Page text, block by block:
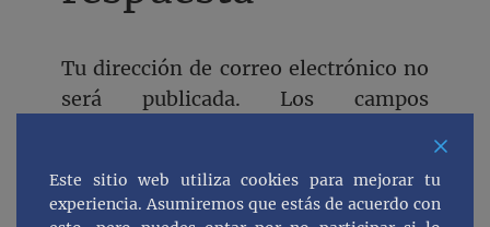
Tu dirección de correo electrónico no
será publicada.
Los campos
Comentario
*
Este sitio web utiliza cookies para mejorar tu
experiencia. Asumiremos que estás de acuerdo con